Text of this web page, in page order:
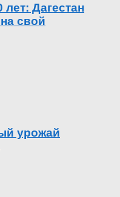
Дагестан
свой
урожай